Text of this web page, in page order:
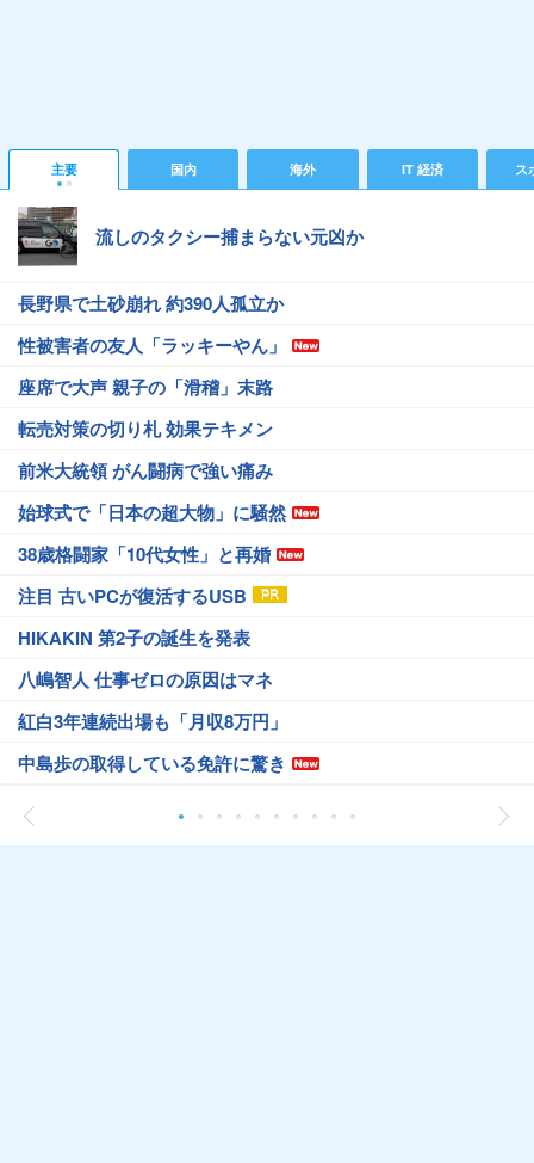
主要 国内 海外 IT 経済 ス
流しのタクシー捕まらない元凶か
長野県で土砂崩れ 約390人孤立か
性被害者の友人「ラッキーやん」
座席で大声 親子の「滑稽」末路
転売対策の切り札 効果テキメン
前米大統領 がん闘病で強い痛み
始球式で「日本の超大物」に騒然
38歳格闘家「10代女性」と再婚
注目 古いPCが復活するUSB
HIKAKIN 第2子の誕生を発表
八嶋智人 仕事ゼロの原因はマネ
紅白3年連続出場も「月収8万円」
中島歩の取得している免許に驚き